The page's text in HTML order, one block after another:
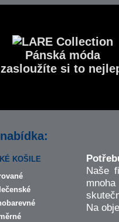
Pánská móda
si to
KOŠILE
Naše
Na